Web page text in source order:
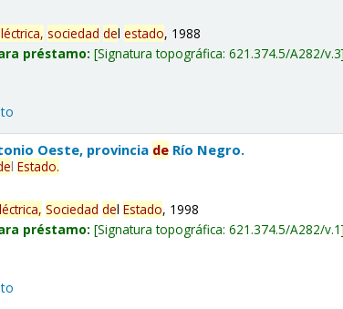
sociedad delestado, 1988
préstamo: Signatura topográfica:621.374.5/A282/v.3
Oeste, provincia de Río Negro.
lEstado.
Sociedad delEstado, 1998
préstamo: Signatura topográfica:621.374.5/A282/v.1